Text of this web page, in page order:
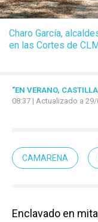
Charo García,
en las Cortes de
"EN VERANO,
08:37 | Actualizado a
CAMARENA
Enclavado en